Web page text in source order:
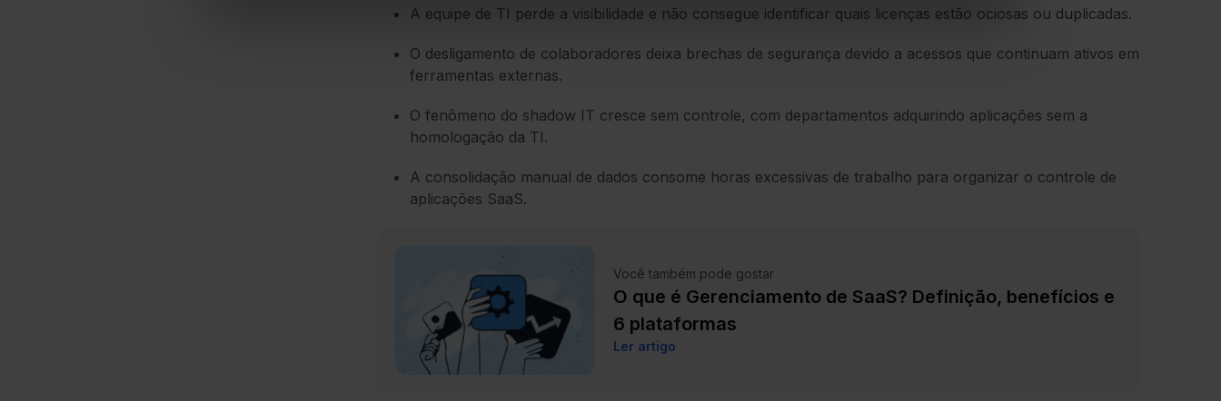
A equipe de TI perde a visibilidade e não consegue identificar quais licenças estão ociosas ou duplicadas.
O desligamento de colaboradores deixa brechas de segurança devido a acessos que continuam ativos em
ferramentas externas.
O fenômeno do shadow IT cresce sem controle, com departamentos adquirindo aplicações sem a
homologação da TI.
A consolidação manual de dados consome horas excessivas de trabalho para organizar o controle de
aplicações SaaS.
Você também pode gostar
O que é Gerenciamento de SaaS? Definição, benefícios e
6 plataformas
Ler artigo